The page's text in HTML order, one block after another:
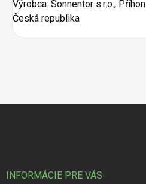
Výrobca: Sonnentor s.r.o.,
Česká republika
INFORMÁCIE PRE VÁS